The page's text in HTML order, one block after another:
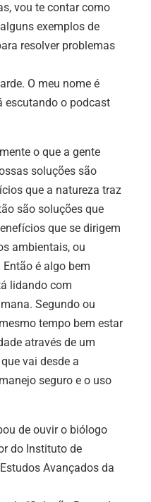
vou te contar como
exemplos de
resolver problemas
O meu nome é
escutando o podcast
o que a gente
soluções são
que a natureza traz
são soluções que
que se dirigem
ambientais, ou
é algo bem
lidando com
Segundo ou
tempo bem estar
através de um
vai desde a
seguro e o uso
de ouvir o biólogo
do Instituto de
Avançados da